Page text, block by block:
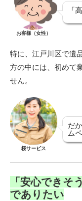
お客様（女性）
「
特に、江戸川区で遺
方の中には、初めて
せん。
桜サービス
だ
ム
「安心できそ
でありたい